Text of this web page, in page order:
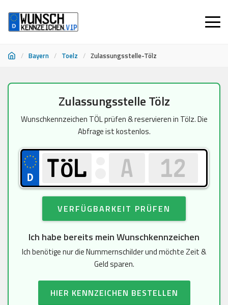
/ Bayern / Toelz / Zulassungsstelle-Tölz
springen
Zulassungsstelle Tölz
Wunschkennzeichen TÖL prüfen & reservieren in Tölz. Die
Abfrage ist kostenlos.
VERFÜGBARKEIT PRÜFEN
Ich habe bereits mein Wunschkennzeichen
Ich benötige nur die Nummernschilder und möchte Zeit &
Geld sparen.
HIER KENNZEICHEN BESTELLEN